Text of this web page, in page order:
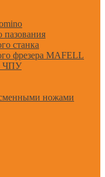
пазования
станка
фрезера MAFELL
ЧПУ
ножами